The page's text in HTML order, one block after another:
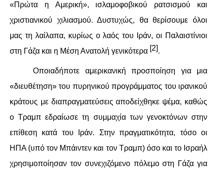
ΚΙΝΉΜΑΤΑ
ΚΙΝΗΤΟΠΟΙΉΣΕΙΣ
ΕΙΔΉΣΕΙΣ
ΑΝΑΚΟΙΝΏΣΕΙΣ
ΝΕΟΛΑΊΑ
ΑΝΤΙΦΑΣΙΣΤΙΚΌ
ΑΝΤΙΡΑΤΣΙΣΤΙΚΌ
«Πρώτα η Αμερική», ισλαμοφοβικού ρατσισμού και
χριστιανικού χιλιασμού. Δυστυχώς, θα θερίσουμε όλοι
μας τη λαίλαπα, κυρίως ο λαός του Ιράν, οι Παλαιστίνιοι
στη Γάζα και η Μέση Ανατολή γενικότερα [2].
Οποιαδήποτε αμερικανική προσποίηση για μια
«διευθέτηση» του πυρηνικού προγράμματος του ιρανικού
κράτους με διαπραγματεύσεις αποδείχθηκε ψέμα, καθώς
ο Τραμπ εδραίωσε τη συμμαχία των γενοκτόνων στην
επίθεση κατά του Ιράν. Στην πραγματικότητα, τόσο οι
ΗΠΑ (υπό τον Μπάιντεν και τον Τραμπ) όσο και το Ισραήλ
χρησιμοποίησαν τον συνεχιζόμενο πόλεμο στη Γάζα για